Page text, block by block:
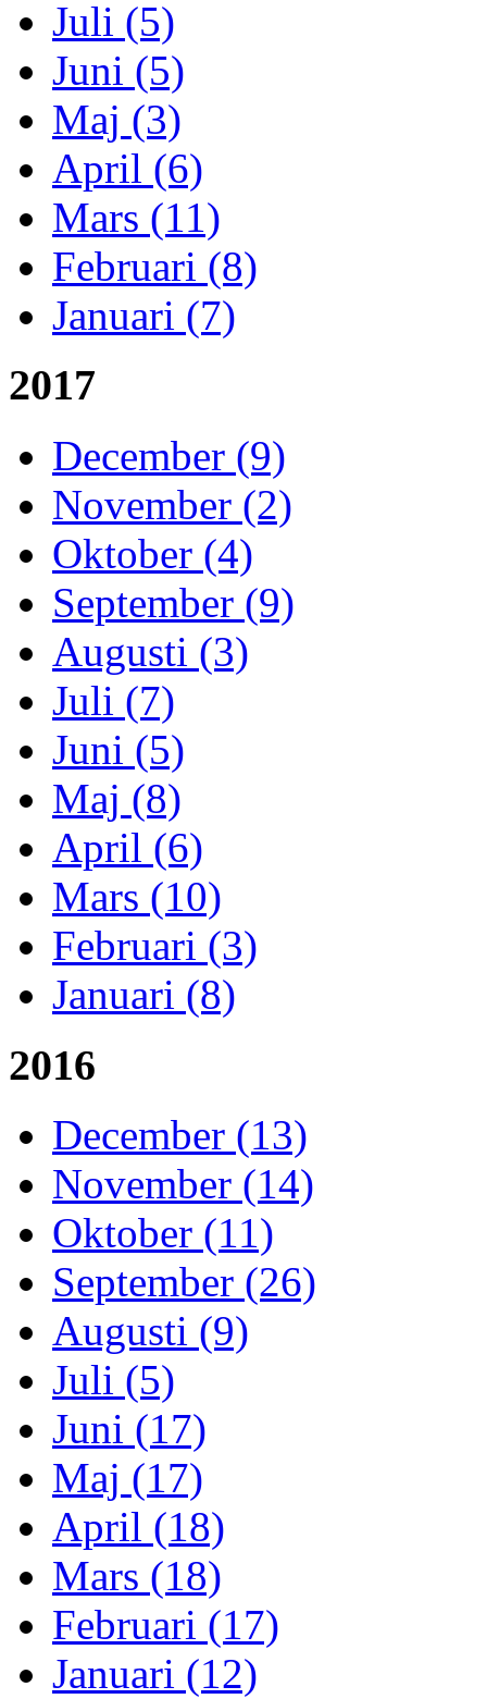
Juli (5)
Juni (5)
Maj (3)
April (6)
Mars (11)
Februari (8)
Januari (7)
2017
December (9)
November (2)
Oktober (4)
September (9)
Augusti (3)
Juli (7)
Juni (5)
Maj (8)
April (6)
Mars (10)
Februari (3)
Januari (8)
2016
December (13)
November (14)
Oktober (11)
September (26)
Augusti (9)
Juli (5)
Juni (17)
Maj (17)
April (18)
Mars (18)
Februari (17)
Januari (12)